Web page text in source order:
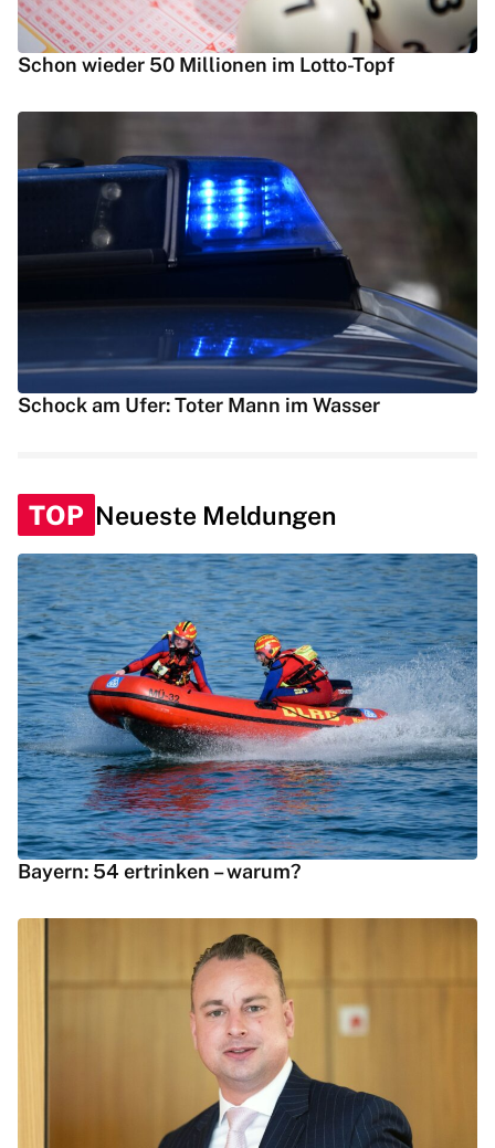
Schon wieder 50 Millionen im Lotto-Topf
Schock am Ufer: Toter Mann im Wasser
TOP Neueste Meldungen
Bayern: 54 ertrinken – warum?